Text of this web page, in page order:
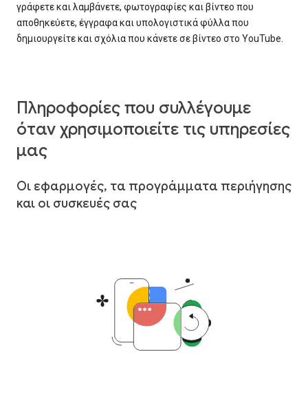
γράφετε και λαμβάνετε, φωτογραφίες και βίντεο που
αποθηκεύετε, έγγραφα και υπολογιστικά φύλλα που
δημιουργείτε και σχόλια που κάνετε σε βίντεο στο YouTube.
Πληροφορίες που συλλέγουμε
όταν χρησιμοποιείτε τις υπηρεσίες
μας
Οι εφαρμογές, τα προγράμματα περιήγησης
και οι συσκευές σας